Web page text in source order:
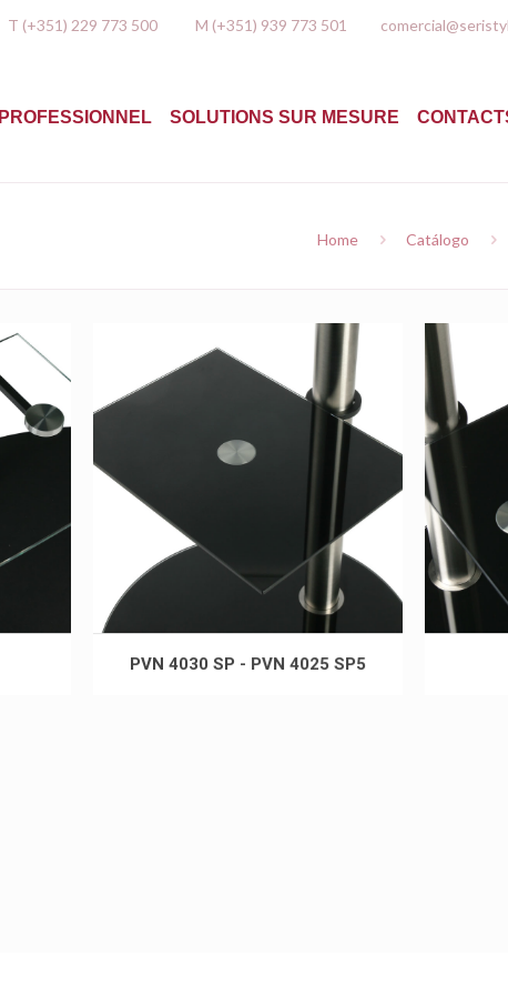
T (+351) 229 773 500 M (+351) 939 773 501
PROFESSIONNEL SOLUTIONS SUR MESURE
Home Catálogo
PVN 4030 SP - PVN 4025 SP5